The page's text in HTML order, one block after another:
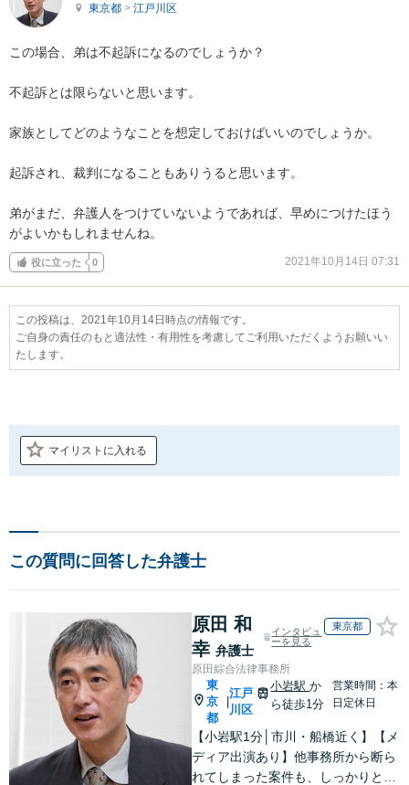
東京都 > 江戸川区
この場合、弟は不起訴になるのでしょうか？
不起訴とは限らないと思います。
家族としてどのようなことを想定しておけばいいのでしょうか。
起訴され、裁判になることもありうると思います。
弟がまだ、弁護人をつけていないようであれば、早めにつけたほう
がよいかもしれませんね。
役に立った 0 2021年10月14日 07:31
この投稿は、2021年10月14日時点の情報です。
ご自身の責任のもと適法性・有用性を考慮してご利用いただくようお願いい
たします。
マイリストに入れる
この質問に回答した弁護士
原田 和
幸 弁護士
インタビュ
ーを見る
東京都
原田綜合法律事務所
東
京
都
|
江戸
川区
小岩駅か
ら徒歩1分
営業時間：本
日定休日
【小岩駅1分│市川・船橋近く】【メ
ディア出演あり】他事務所から断ら
れてしまった案件も、しっかりと面